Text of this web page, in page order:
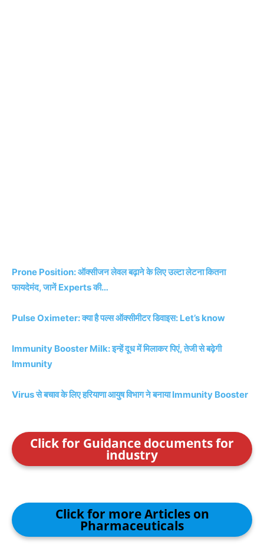
Prone Position: ऑक्‍सीजन लेवल बढ़ाने के लिए उल्‍टा लेटना कितना
फायदेमंद, जानें Experts की…
Pulse Oximeter: क्‍या है पल्‍स ऑक्‍सीमीटर डिवाइस: Let’s know
Immunity Booster Milk: इन्हें दूध में मिलाकर पिएं, तेजी से बढ़ेगी
Immunity
Virus से बचाव के लिए हरियाणा आयुष विभाग ने बनाया Immunity Booster
Click for Guidance documents for
industry
Click for more Articles on
Pharmaceuticals